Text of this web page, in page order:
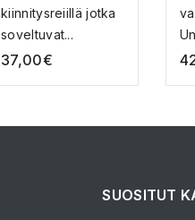
kiinnitysreiillä jotka
soveltuvat...
37,00€
SUOSITUT